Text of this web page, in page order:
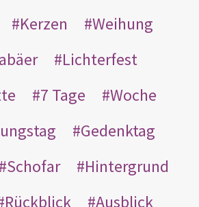
Kerzen
Weihung
Lichterfest
7 Tage
Woche
Gedenktag
Schofar
Hintergrund
Rückblick
Ausblick